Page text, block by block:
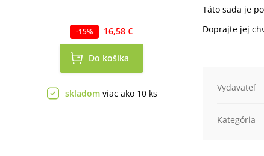
-15% 16,58 €
Do košíka
skladom viac ako 10 ks
Táto sada je
Doprajte jej
Vydavateľ
Kategória